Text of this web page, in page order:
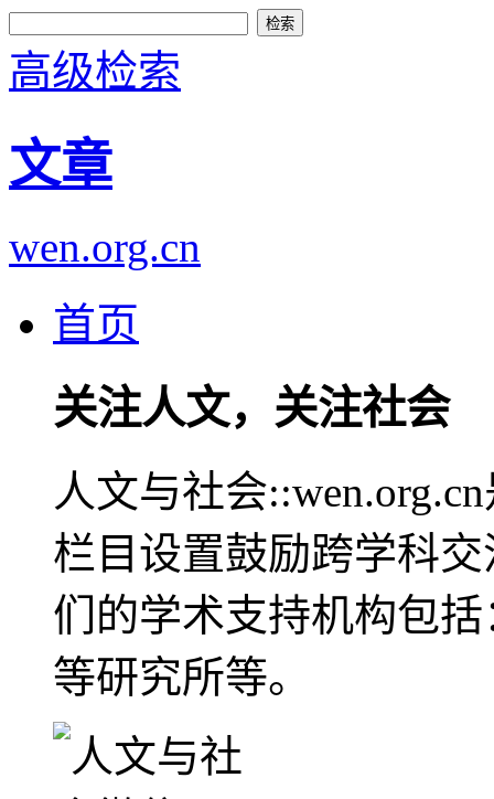
高级检索
文章
wen.org.cn
首页
关注人文，关注社会
人文与社会
栏目设置鼓励跨学科
们的学术支持机构包
等研究所等。